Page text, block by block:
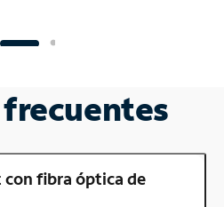
con fibra óptica de